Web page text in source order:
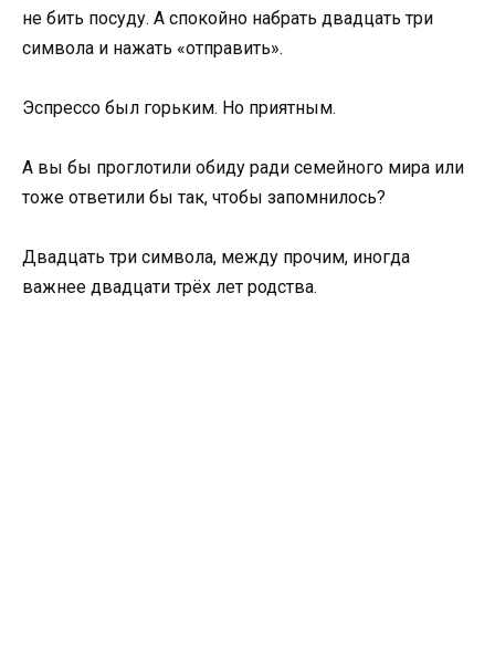
не бить посуду. А спокойно набрать двадцать три
символа и нажать «отправить».
Эспрессо был горьким. Но приятным.
А вы бы проглотили обиду ради семейного мира или
тоже ответили бы так, чтобы запомнилось?
Двадцать три символа, между прочим, иногда
важнее двадцати трёх лет родства.